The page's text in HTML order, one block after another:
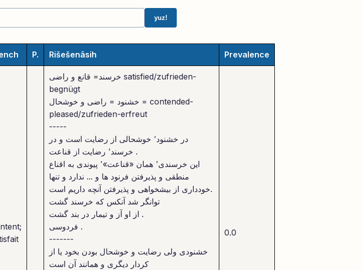
yuz!
P. Rišešenâsih Prevalence
خرسند= قانع و راضی satisfied/zufrieden-
begnügt
خشنود = راضی و خوشحال = contended-
pleased/zufrieden-erfreut
-----
در خشنود٬ خوشحالی از رضایت است و در
خرسند٬ رضایت از قناعت .
این خرسندی٬ همان «قناعت»٬ پیوندی به اقناع
منطقی و پذیرفتن فرنود ها و ... ندارد و تنها
خودداری از بیشخواهی و پذیرفتن آنچه داریم است.
توانگر شد آنکس که خرسند گشت
از او آز و تیمار در بند گشت .
فردوسی .
-------
خشنودی ولی رضایت و خوشحال بودن بخود یا از
کردار دیگری و همانند آن است
0.0